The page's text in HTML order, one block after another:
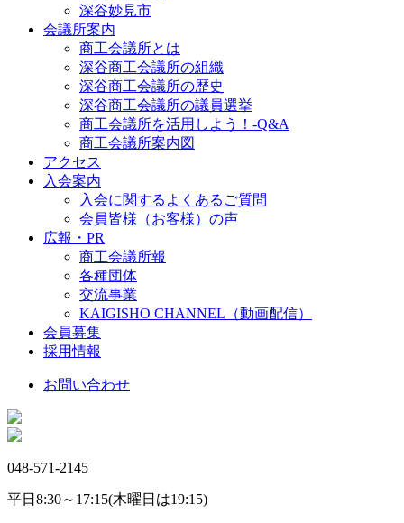
深谷妙見市
会議所案内
商工会議所とは
深谷商工会議所の組織
深谷商工会議所の歴史
深谷商工会議所の議員選挙
商工会議所を活用しよう！-Q&A
商工会議所案内図
アクセス
入会案内
入会に関するよくあるご質問
会員皆様（お客様）の声
広報・PR
商工会議所報
各種団体
交流事業
KAIGISHO CHANNEL（動画配信）
会員募集
採用情報
お問い合わせ
048-571-2145
平日8:30～17:15(木曜日は19:15)